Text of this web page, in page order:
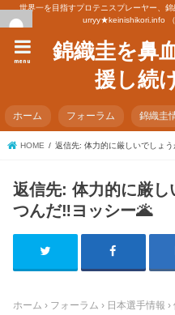
世界一を目指すプロテニスプレーヤー、
urryy★keinishikori.info
錦織圭を鼻
援し続
menu
ホーム フォーラム 錦織圭
HOME 返信先: 体力的に厳しいでしょ
返信先: 体力的に厳
つんだ‼️ヨッシー🌋
ホーム › フォーラム › 日本選手情報 ›